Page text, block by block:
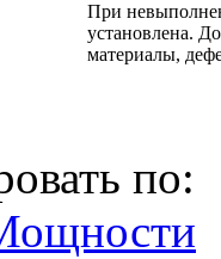
При
установлена.
материалы,
по: